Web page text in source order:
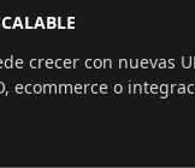
crecer con nuevas
ecommerce o